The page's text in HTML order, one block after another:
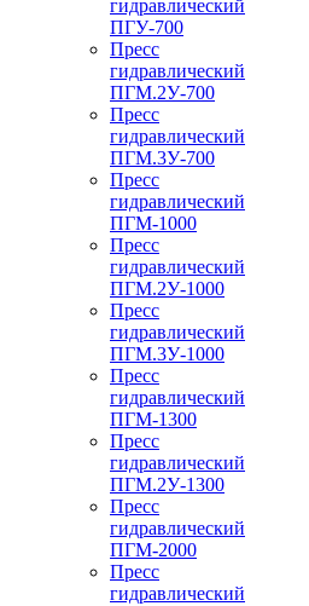
гидравлический
ПГУ-700
Пресс
гидравлический
ПГМ.2У-700
Пресс
гидравлический
ПГМ.3У-700
Пресс
гидравлический
ПГМ-1000
Пресс
гидравлический
ПГМ.2У-1000
Пресс
гидравлический
ПГМ.3У-1000
Пресс
гидравлический
ПГМ-1300
Пресс
гидравлический
ПГМ.2У-1300
Пресс
гидравлический
ПГМ-2000
Пресс
гидравлический